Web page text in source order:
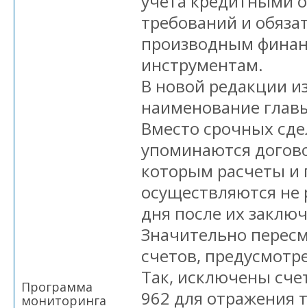
Программа
мониторинга
требований и
производным
инструментам.
В новой редакции
наименование
Вместо срочных
упоминаются
которым расчеты и
осуществляются
дня после их
Значительно
счетов,
Так, исключены
962 для отражения